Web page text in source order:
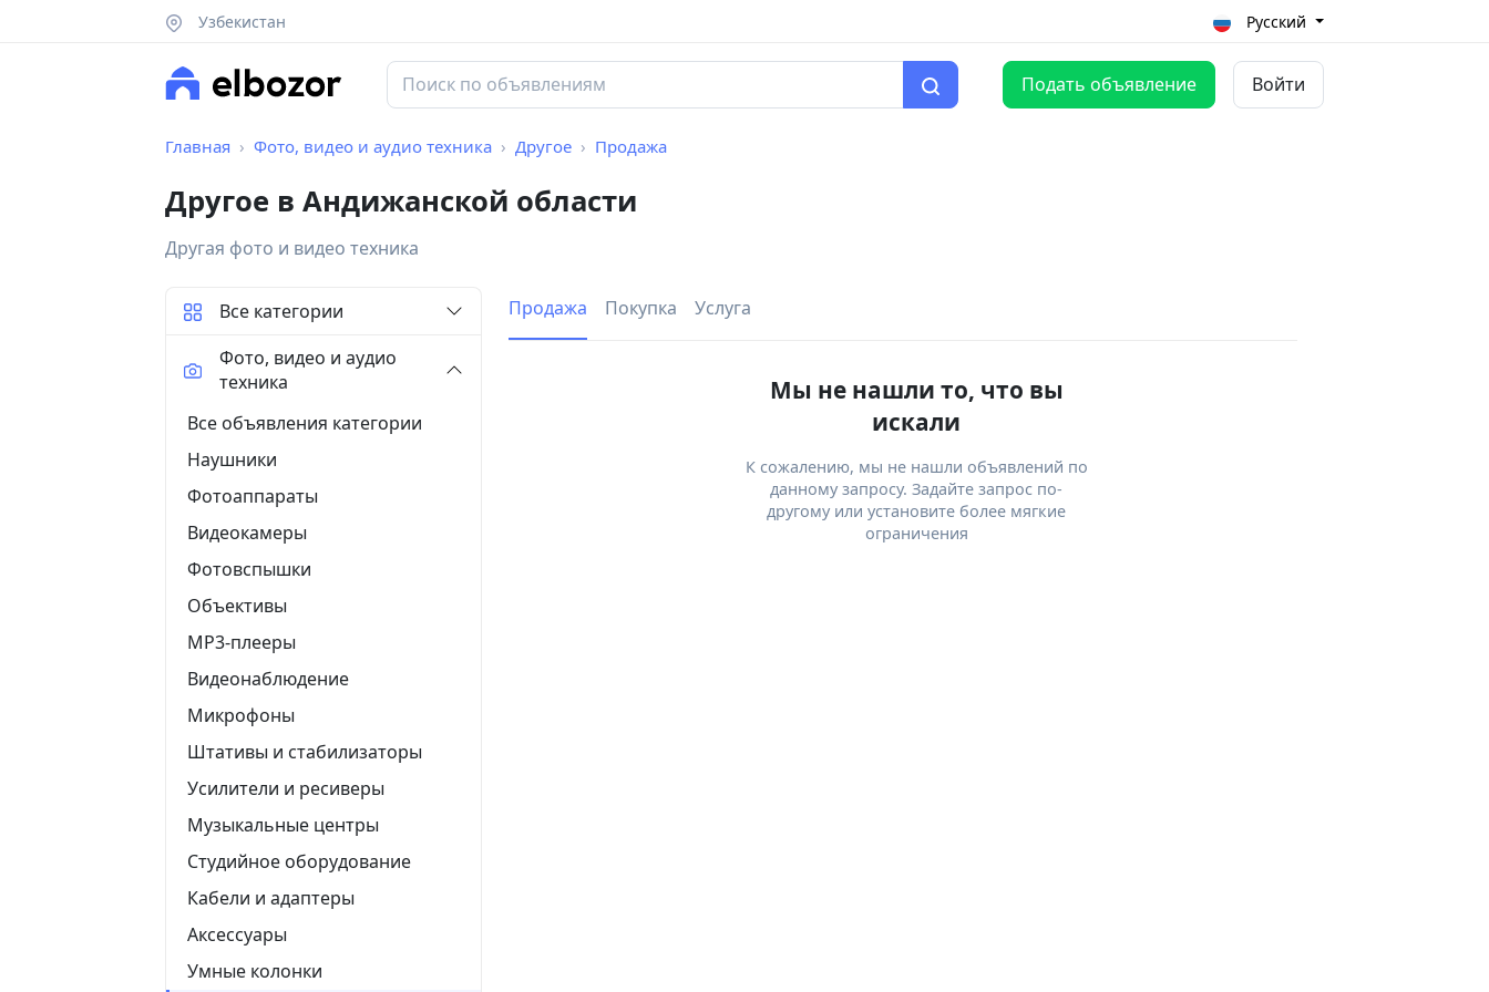
Узбекистан Русский
Подать объявление Войти
Главная Фото, видео и аудио техника Другое Продажа
Другое в Андижанской области
Другая фото и видео техника
Продажа Покупка Услуга
Мы не нашли то, что вы
искали
К сожалению, мы не нашли объявлений по
данному запросу. Задайте запрос по-
другому или установите более мягкие
ограничения
Все категории
Фото, видео и аудио
техника
Все объявления категории
Наушники
Фотоаппараты
Видеокамеры
Фотовспышки
Объективы
MP3-плееры
Видеонаблюдение
Микрофоны
Штативы и стабилизаторы
Усилители и ресиверы
Музыкальные центры
Студийное оборудование
Кабели и адаптеры
Аксессуары
Умные колонки